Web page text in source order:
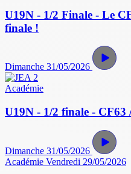
U19N - 1/2 Finale - Le
finale !
Dimanche 31/05/2026
Académie
U19N - 1/2 finale - CF63
Dimanche 31/05/2026
Académie Vendredi 29/05/2026